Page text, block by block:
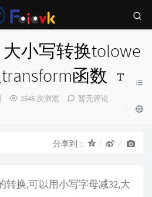
大小写转换tolowe
函数
2545 次浏览
暂无评论
分享到：
转换,可以用小写字母减32,大